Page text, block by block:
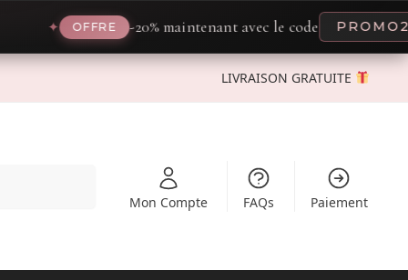
-20% maintenant avec le code PROMO20 ✦
LIVRAISON GRATUITE
Mon Compte FAQs Paiement